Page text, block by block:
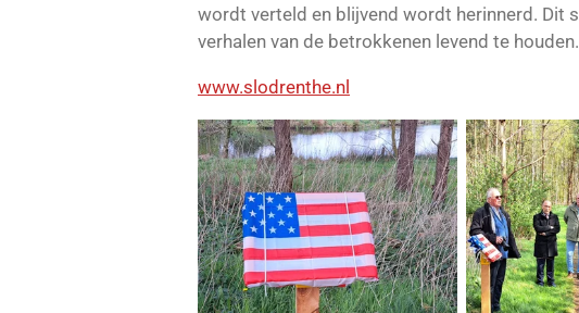
wordt verteld en blijvend wordt herinnerd. Dit
verhalen van de betrokkenen levend te houden.
www.slodrenthe.nl